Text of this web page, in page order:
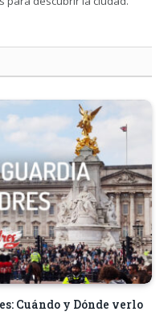
Cuándo y Dónde verlo